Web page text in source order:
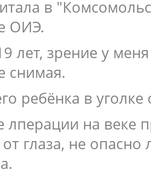
в
ОИЭ.
лет, зрение у
снимая.
ребёнка в
лперации на веке
глаза, не опасно